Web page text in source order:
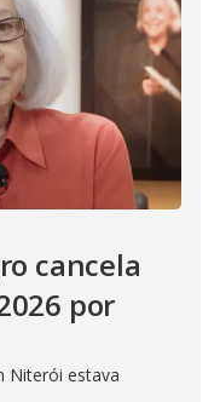
cancela
por
Niterói estava